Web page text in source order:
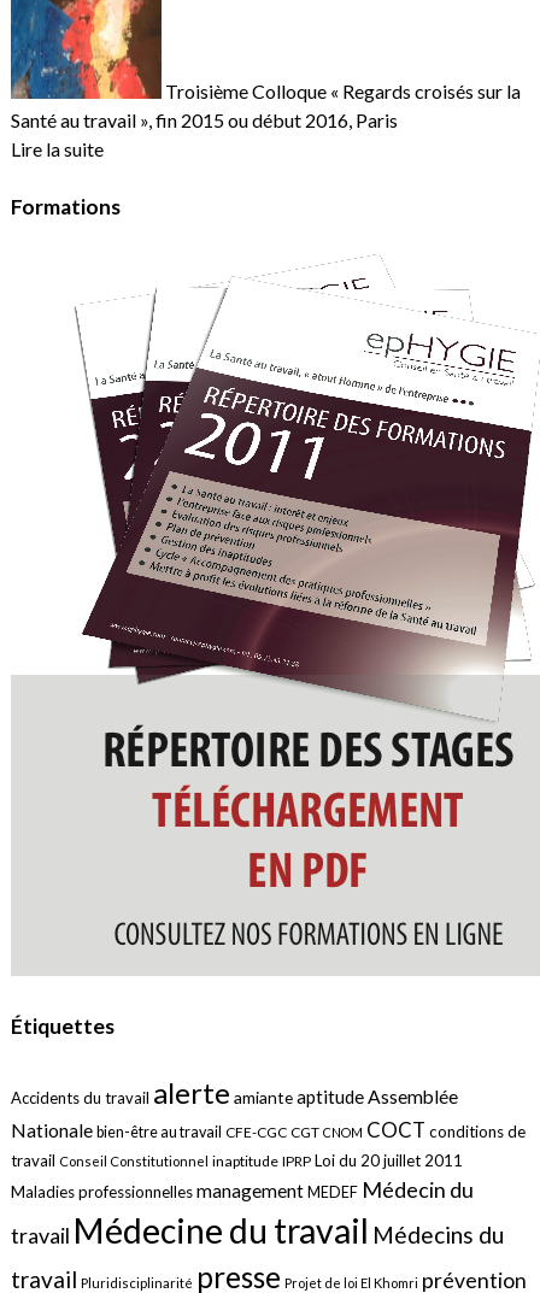
Troisième Colloque « Regards croisés sur la
Santé au travail », fin 2015 ou début 2016, Paris
Lire la suite
Formations
Étiquettes
Accidents du travail alerte amianteaptitude Assemblée
Nationale bien-être au travail CFE-CGC CGT CNOM COCT conditions de
travail Conseil Constitutionnel inaptitude IPRP Loi du 20 juillet 2011
Maladies professionnellesmanagement MEDEF Médecin du
travail Médecine du travail Médecins du
travail Pluridisciplinarité presse Projet de loi El Khomri prévention